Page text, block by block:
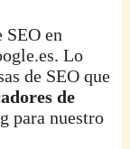
SEO en
Lo
de SEO que
de
para nuestro